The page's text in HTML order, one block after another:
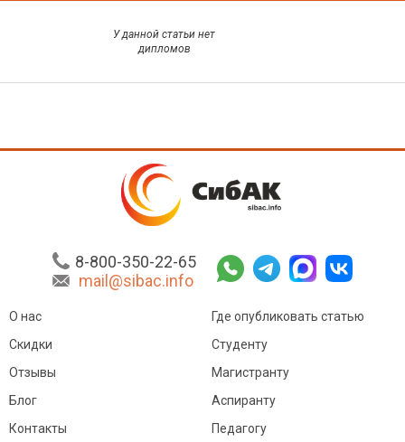
У данной статьи нет
дипломов
8-800-350-22-65
mail@sibac.info
О нас
Скидки
Отзывы
Блог
Контакты
Где опубликовать статью
Студенту
Магистранту
Аспиранту
Педагогу